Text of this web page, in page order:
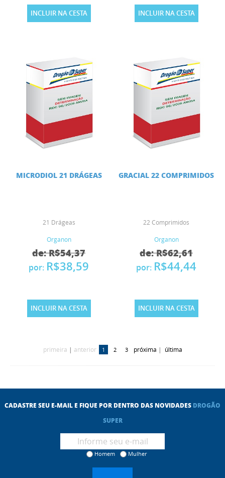
INCLUIR NA CESTA INCLUIR NA CESTA
MICRODIOL 21 DRÁGEAS
21 Drágeas
Organon
de: R$54,37
por: R$38,59
INCLUIR NA CESTA
GRACIAL 22 COMPRIMIDOS
22 Comprimidos
Organon
de: R$62,61
por: R$44,44
INCLUIR NA CESTA
primeira | anterior 1 2 3 próxima | última
CADASTRE SEU E-MAIL E FIQUE POR DENTRO DAS NOVIDADES DROGÃO
SUPER
Homem Mulher